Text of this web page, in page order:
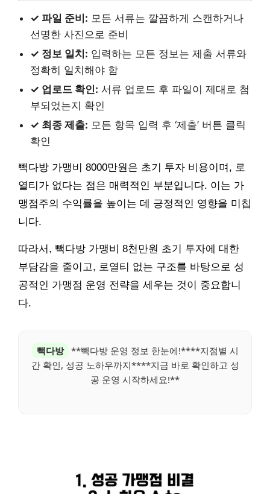
✓ 파일 준비: 모든 서류는 깔끔하게 스캔하거나
선명한 사진으로 준비
✓ 정보 일치: 입력하는 모든 정보는 제출 서류와
정확히 일치해야 함
✓ 업로드 확인: 서류 업로드 후 파일이 제대로 첨
부되었는지 확인
✓ 최종 제출: 모든 항목 입력 후 ‘제출’ 버튼 클릭
확인
빽다방 가맹비 8000만원은 초기 투자 비용이며, 로
열티가 없다는 점은 매력적인 부분입니다. 이는 가
맹점주의 수익률을 높이는 데 긍정적인 영향을 미칩
니다.
따라서, 빽다방 가맹비 8천만원 초기 투자에 대한
부담감을 줄이고, 로열티 없는 구조를 바탕으로 성
공적인 가맹점 운영 전략을 세우는 것이 중요합니
다.
빽다방
**빽다방 운영 정보 한눈에!****지점별 시
간 확인, 성공 노하우까지****지금 바로 확인하고 성
공 운영 시작하세요!**